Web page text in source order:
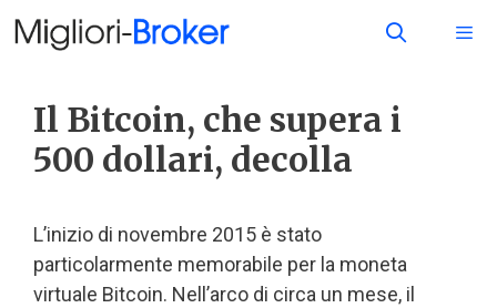
Il Bitcoin, che supera i
500 dollari, decolla
L’inizio di novembre 2015 è stato
particolarmente memorabile per la moneta
virtuale Bitcoin. Nell’arco di circa un mese, il